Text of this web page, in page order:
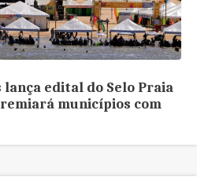
lança edital do Selo Praia
municípios com